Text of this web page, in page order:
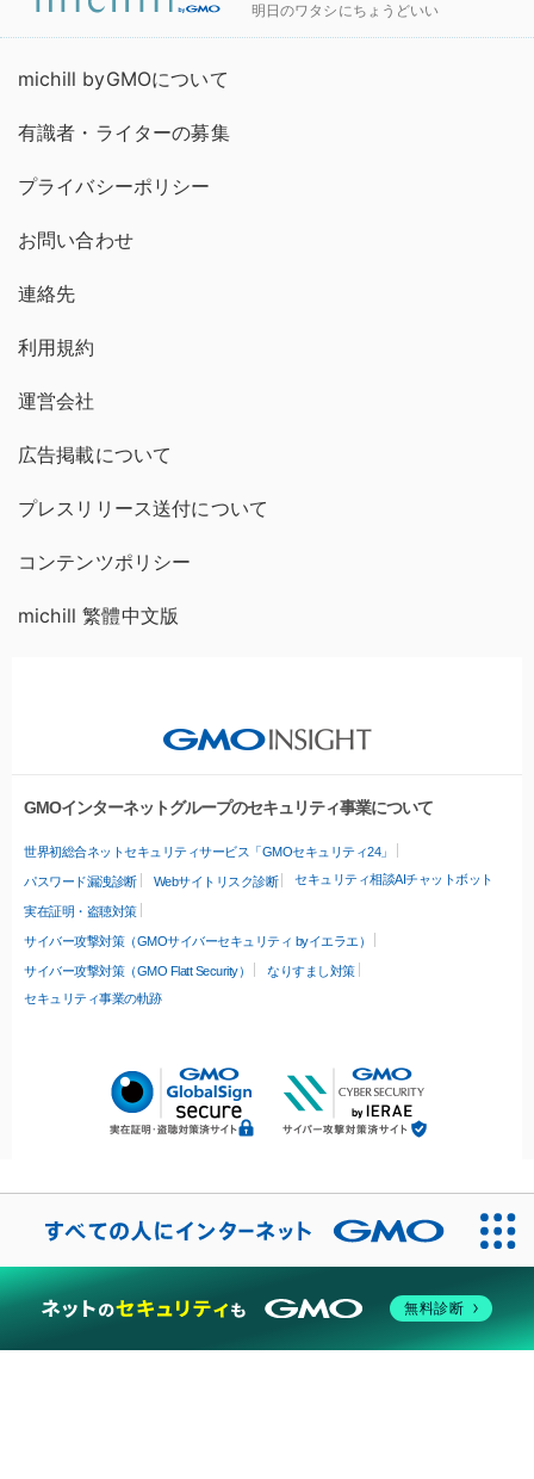
明日のワタシにちょうどいい
michill byGMOについて
有識者・ライターの募集
プライバシーポリシー
お問い合わせ
連絡先
利用規約
運営会社
広告掲載について
プレスリリース送付について
コンテンツポリシー
michill 繁體中文版
GMOインターネットグループのセキュリティ事業について
世界初総合ネットセキュリティサービス「GMOセキュリティ24」
パスワード漏洩診断 Webサイトリスク診断 セキュリティ相談AIチャットボット
実在証明・盗聴対策
サイバー攻撃対策（GMOサイバーセキュリティ byイエラエ）
サイバー攻撃対策（GMO Flatt Security）
なりすまし対策
セキュリティ事業の軌跡
無料診断